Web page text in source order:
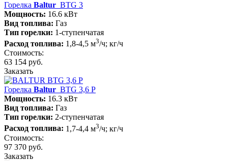
Горелка Baltur BTG 3
Мощность: 16.6 кВт
Вид топлива: Газ
Тип горелки: 1-ступенчатая
Расход топлива: 1,8-4,5 м3/ч; кг/ч
Стоимость:
63 154 руб.
Заказать
Горелка Baltur BTG 3,6 P
Мощность: 16.3 кВт
Вид топлива: Газ
Тип горелки: 2-ступенчатая
Расход топлива: 1,7-4,4 м3/ч; кг/ч
Стоимость:
97 370 руб.
Заказать